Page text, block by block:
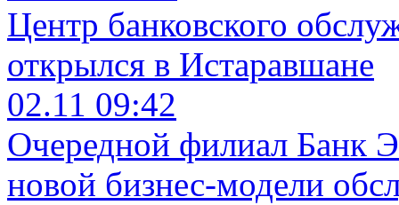
Центр банковского
открылся в Истаравшане
02.11 09:42
Очередной филиал Банк
новой бизнес-модели